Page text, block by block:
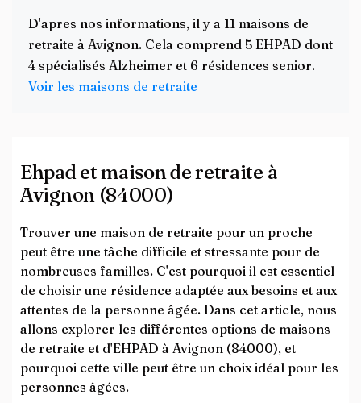
D'apres nos informations, il y a 11 maisons de
retraite à Avignon. Cela comprend 5 EHPAD dont
4 spécialisés Alzheimer et 6 résidences senior.
Voir les maisons de retraite
Ehpad et maison de retraite à
Avignon (84000)
Trouver une maison de retraite pour un proche
peut être une tâche difficile et stressante pour de
nombreuses familles. C'est pourquoi il est essentiel
de choisir une résidence adaptée aux besoins et aux
attentes de la personne âgée. Dans cet article, nous
allons explorer les différentes options de maisons
de retraite et d'EHPAD à Avignon (84000), et
pourquoi cette ville peut être un choix idéal pour les
personnes âgées.